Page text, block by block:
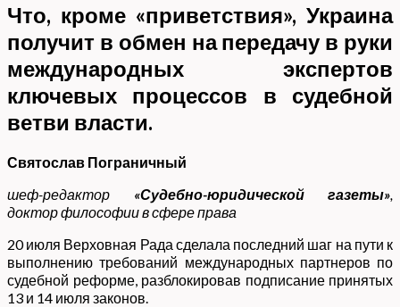
Что, кроме «приветствия», Украина
получит в обмен на передачу в руки
международных экспертов
ключевых процессов в судебной
ветви власти.
Святослав Пограничный
шеф-редактор «Судебно-юридической газеты»,
доктор философии в сфере права
20 июля Верховная Рада сделала последний шаг на пути к
выполнению требований международных партнеров по
судебной реформе, разблокировав подписание принятых
13 и 14 июля законов.